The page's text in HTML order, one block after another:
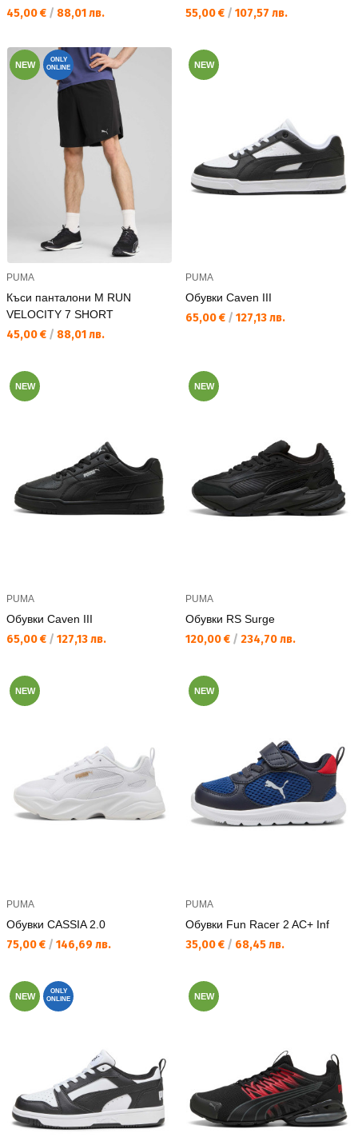
Текуща цена:
45,00 € / 88,01 лв. Текуща цена:
55,00 € / 107,57 лв.
NEW
ONLY
ONLINE
PUMA
Къси панталони M RUN
VELOCITY 7 SHORT
Текуща цена:
45,00 € / 88,01 лв.
NEW
PUMA
Обувки Caven III
Текуща цена:
65,00 € / 127,13 лв.
NEW
PUMA
Обувки Caven III
Текуща цена:
65,00 € / 127,13 лв.
NEW
PUMA
Обувки RS Surge
Текуща цена:
120,00 € / 234,70 лв.
NEW
PUMA
Обувки CASSIA 2.0
Текуща цена:
75,00 € / 146,69 лв.
NEW
PUMA
Обувки Fun Racer 2 AC+ Inf
Текуща цена:
35,00 € / 68,45 лв.
NEW
ONLY
ONLINE
NEW